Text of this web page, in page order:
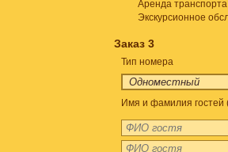
Аренда транспорта
Экскурсионное
Заказ 3
Тип номера
Имя и фамилия гостей